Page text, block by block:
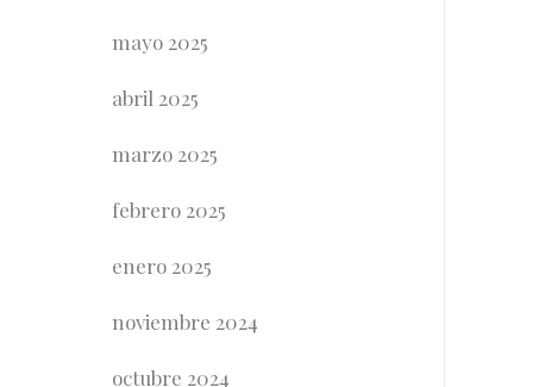
mayo 2025
abril 2025
marzo 2025
febrero 2025
enero 2025
noviembre 2024
octubre 2024